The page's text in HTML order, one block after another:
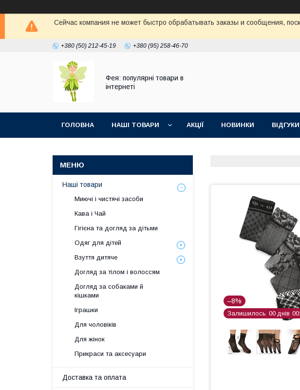
Сейчас компания не может быстро обрабатывать заказы и сообщения,
+380 (50) 212-45-19 +380 (95) 258-46-70
Фея: популярні товари в
інтернеті
ГОЛОВНА НАШІ ТОВАРИ АКЦІЇ НОВИНКИ
–8%
Залишилось 00 днів 00
Наші товари
Миючі і чистячі засоби
Кава і Чай
Гігієна та догляд за дітьми
Одяг для дітей
Взуття дитяче
Догляд за тілом і волоссям
Догляд за собаками й
кішками
Іграшки
Для чоловіків
Для жінок
Прикраси та аксесуари
Доставка та оплата